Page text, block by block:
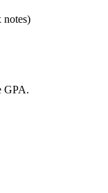
notes)
GPA.